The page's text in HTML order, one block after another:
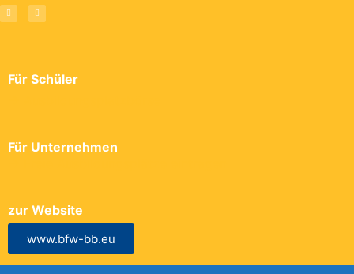
Für Schüler
Für Unternehmen
zur Website
www.bfw-bb.eu